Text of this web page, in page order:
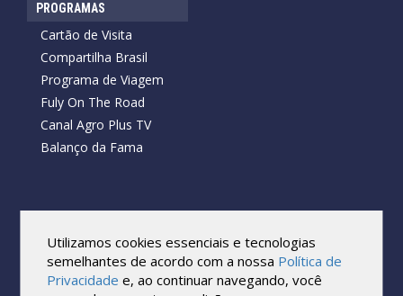
PROGRAMAS
Cartão de Visita
Compartilha Brasil
Programa de Viagem
Fuly On The Road
Canal Agro Plus TV
Balanço da Fama
Todos os direitos reservados.
Reprodução no todo ou em parte sob qualquer forma ou meio,
sem expressa autorização por escrito do Cartão de Visita, é
proibida.
Utilizamos cookies essenciais e tecnologias
semelhantes de acordo com a nossa Política de
Privacidade e, ao continuar navegando, você